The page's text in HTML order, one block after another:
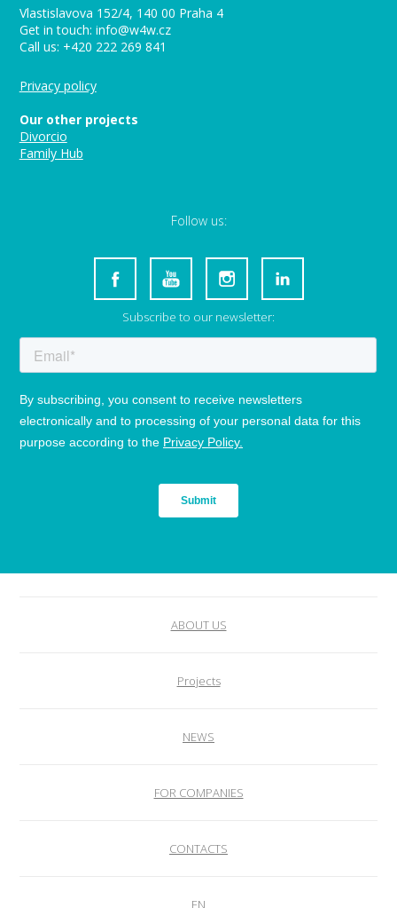
Vlastislavova 152/4, 140 00 Praha 4
Get in touch: info@w4w.cz
Call us: +420 222 269 841
Privacy policy
Our other projects
Divorcio
Family Hub
Follow us:
Subscribe to our newsletter:
ABOUT US
Projects
NEWS
FOR COMPANIES
CONTACTS
EN